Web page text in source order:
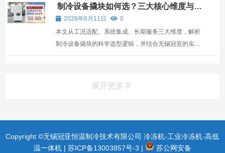
期，保障其持续稳定运行。
制冷设备撬块如何选？三大核心维度与无
锡冠亚实践解析
2026年6月11日
0
本文从工况适配、系统集成、长期服务三大维度，解析
制冷设备撬块的科学选型逻辑，并结合无锡冠亚的实
践，为采购决策提供清晰指引。
展开更多
Copyright ©无锡冠亚恒温制冷技术有限公司 冷冻机-工业冷冻机-高低
温一体机 | 苏ICP备13003857号-3 | 苏公网安备